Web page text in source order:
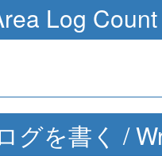
Log Count
グを書く /